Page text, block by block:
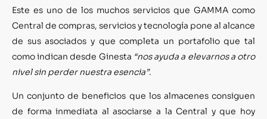
Este es uno de los muchos servicios que GAMMA como
Central de compras, servicios y tecnología pone al alcance
de sus asociados y que completa un portafolio que tal
como indican desde Ginesta “nos ayuda a elevarnos a otro
nivel sin perder nuestra esencia”.
Un conjunto de beneficios que los almacenes consiguen
de forma inmediata al asociarse a la Central y que hoy